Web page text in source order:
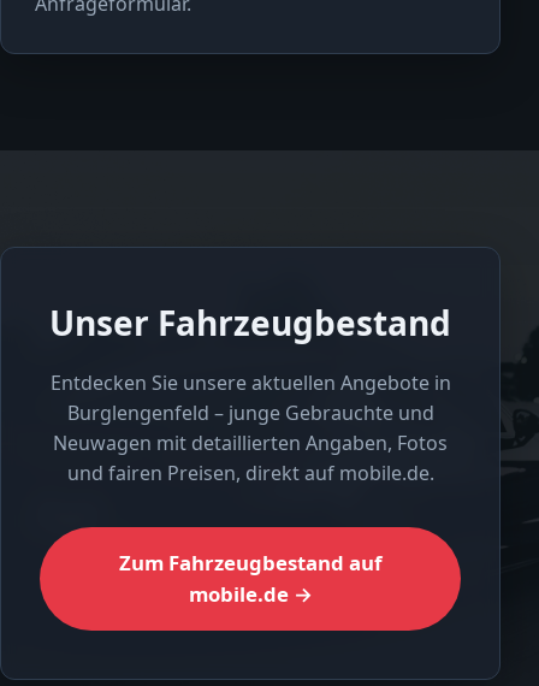
Unser Fahrzeugbestand
Entdecken Sie unsere aktuellen Angebote in
Burglengenfeld – junge Gebrauchte und
Neuwagen mit detaillierten Angaben, Fotos
und fairen Preisen, direkt auf mobile.de.
Zum Fahrzeugbestand auf
mobile.de →